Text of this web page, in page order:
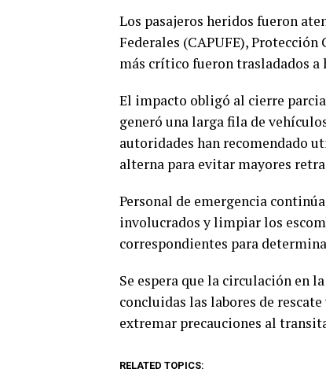
Los pasajeros heridos fueron
Federales (CAPUFE),
más crítico fueron trasladados a
El impacto obligó al cierre
generó una larga fila de
autoridades han recomendado
alterna para evitar mayores
Personal de emergencia
involucrados y limpiar los
correspondientes para
Se espera que la circulación en
concluidas las labores de
extremar precauciones al
RELATED TOPICS: